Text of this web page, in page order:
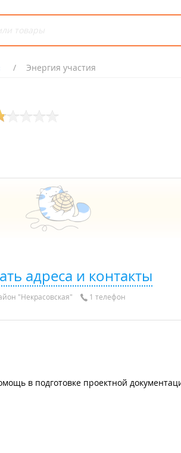
Энергия участия
адреса и контакты
"Некрасовская" 1 телефон
в подготовке проектной